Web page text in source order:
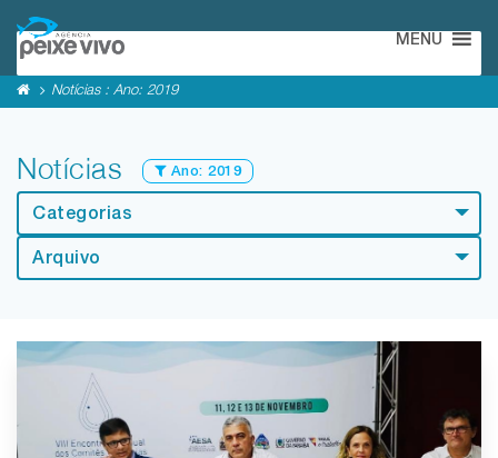
MENU
Notícias : Ano: 2019
Notícias Ano: 2019
Categorias
Arquivo